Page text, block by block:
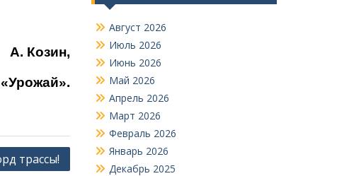
А. Козин,
трассы!
Август 2026
Июль 2026
Июнь 2026
Май 2026
Апрель 2026
Март 2026
Февраль 2026
Январь 2026
Декабрь 2025